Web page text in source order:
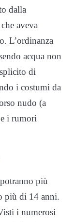
dalla
aveva
L’ordinanza
acqua non
di
i costumi da
nudo (a
i rumori
più
più di 14 anni.
i numerosi